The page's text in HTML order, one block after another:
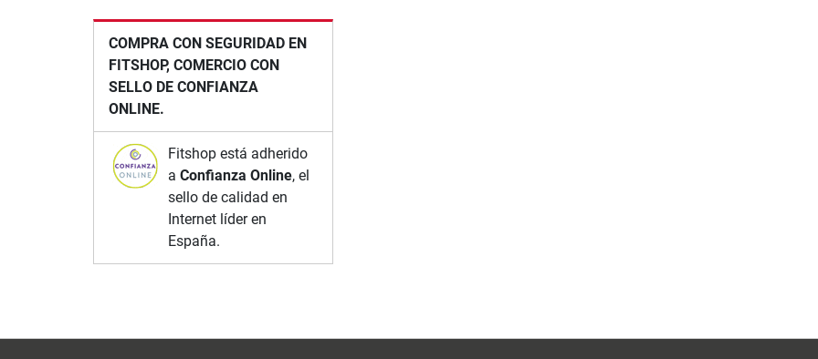
COMPRA CON SEGURIDAD EN
FITSHOP, COMERCIO CON
SELLO DE CONFIANZA
ONLINE.
Fitshop está adherido
aConfianza Online, el
sello de calidad en
Internet líder en
España.